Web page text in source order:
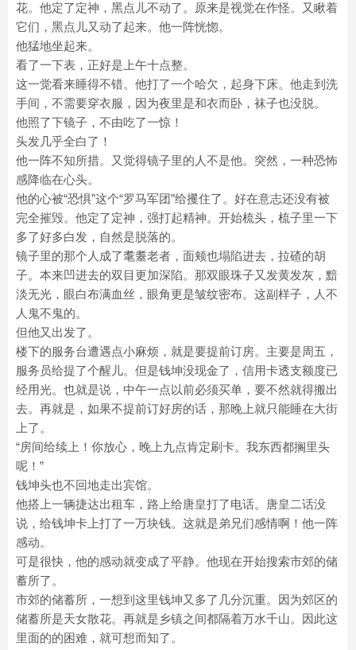
花。他定了定神，黑点儿不动了。原来是视觉在作怪。又瞅着
它们，黑点儿又动了起来。他一阵恍惚。
他猛地坐起来。
看了一下表，正好是上午十点整。
这一觉看来睡得不错。他打了一个哈欠，起身下床。他走到洗
手间，不需要穿衣服，因为夜里是和衣而卧，袜子也没脱。
他照了下镜子，不由吃了一惊！
头发几乎全白了！
他一阵不知所措。又觉得镜子里的人不是他。突然，一种恐怖
感降临在心头。
他的心被“恐惧”这个“罗马军团”给攫住了。好在意志还没有被
完全摧毁。他定了定神，强打起精神。开始梳头，梳子里一下
多了好多白发，自然是脱落的。
镜子里的那个人成了耄耋老者，面颊也塌陷进去，拉碴的胡
子。本来凹进去的双目更加深陷。那双眼珠子又发黄发灰，黯
淡无光，眼白布满血丝，眼角更是皱纹密布。这副样子，人不
人鬼不鬼的。
但他又出发了。
楼下的服务台遭遇点小麻烦，就是要提前订房。主要是周五，
服务员给提了个醒儿。但是钱坤没现金了，信用卡透支额度已
经用光。也就是说，中午一点以前必须买单，要不然就得搬出
去。再就是，如果不提前订好房的话，那晚上就只能睡在大街
上了。
“房间给续上！你放心，晚上九点肯定刷卡。我东西都搁里头
呢！”
钱坤头也不回地走出宾馆。
他搭上一辆捷达出租车，路上给唐皇打了电话。唐皇二话没
说，给钱坤卡上打了一万块钱。这就是弟兄们感情啊！他一阵
感动。
可是很快，他的感动就变成了平静。他现在开始搜索市郊的储
蓄所了。
市郊的储蓄所，一想到这里钱坤又多了几分沉重。因为郊区的
储蓄所是天女散花。再就是乡镇之间都隔着万水千山。因此这
里面的的困难，就可想而知了。